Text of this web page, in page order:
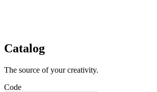
Catalog
The source of your creativity.
Code